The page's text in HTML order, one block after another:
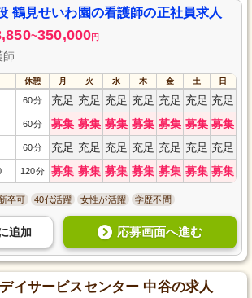
鶴見せいわ園の看護師の正社員求人
~350,000円
師
休憩 月 火 水 木 金 土 日
60分 充足 充足 充足 充足 充足 充足 充足
60分 募集 募集 募集 募集 募集 募集 募集
60分 充足 充足 充足 充足 充足 充足 充足
120分 募集 募集 募集 募集 募集 募集 募集
新卒可 40代活躍 女性が活躍 学歴不問
追加 応募画面へ進む
イサービスセンター 中谷の求人